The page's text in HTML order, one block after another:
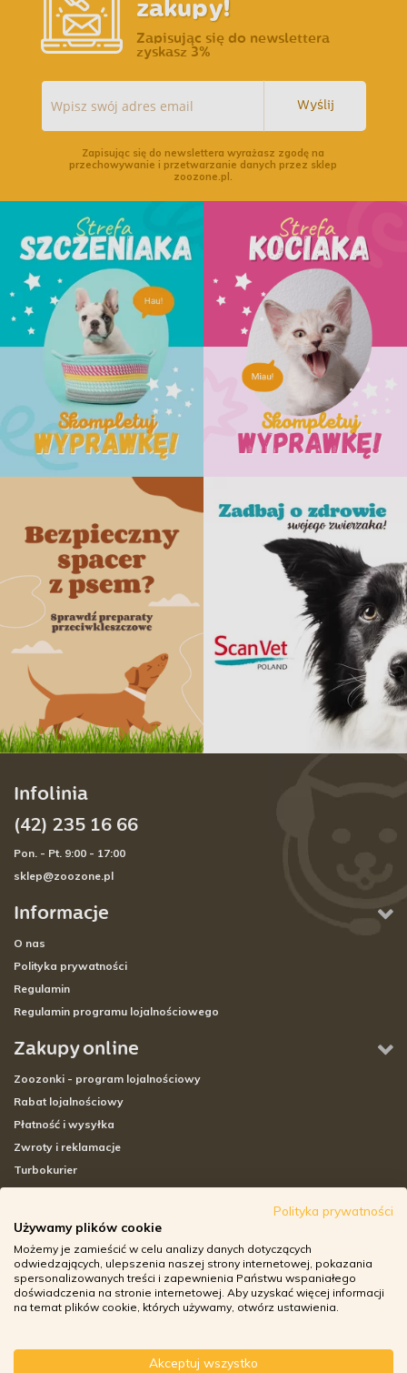
zakupy!
Zapisując się do newslettera
zyskasz 3%
Wyślij
Zapisując się do newslettera wyrażasz zgodę na
przechowywanie i przetwarzanie danych przez sklep
zoozone.pl.
Informacje
O nas
Polityka prywatności
Regulamin
Regulamin programu lojalnościowego
Zakupy online
Zoozonki - program lojalnościowy
Rabat lojalnościowy
Płatność i wysyłka
Zwroty i reklamacje
Turbokurier
Adresy sklepów stacjonarnych
Godziny otwarcia sklepów
Aplikacja zoozone.pl
Zwroty i reklamacje
Infolinia
(42) 235 16 66
Pon. - Pt. 9:00 - 17:00
sklep@zoozone.pl
Polityka prywatności
Używamy plików cookie
Możemy je zamieścić w celu analizy danych dotyczących
odwiedzających, ulepszenia naszej strony internetowej, pokazania
spersonalizowanych treści i zapewnienia Państwu wspaniałego
doświadczenia na stronie internetowej. Aby uzyskać więcej informacji
na temat plików cookie, których używamy, otwórz ustawienia.
Akceptuj wszystko